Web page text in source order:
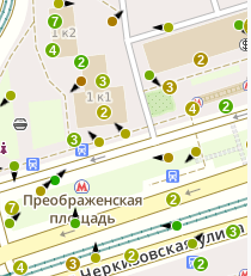
3
2
7
4
4
2
3
2
3
3
2
2
3
4 2
2
7